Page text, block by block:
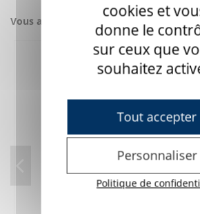
Vous aimerez aussi
cookies et
donne le
sur ceux que
souhaitez
Tout accepter
Personnaliser
Politique de